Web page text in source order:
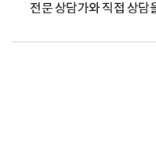
전문 상담가와 직접 상담